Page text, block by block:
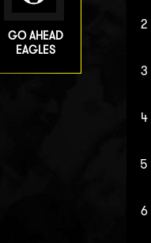
GO AHEAD
EAGLES
2
3
4
5
6